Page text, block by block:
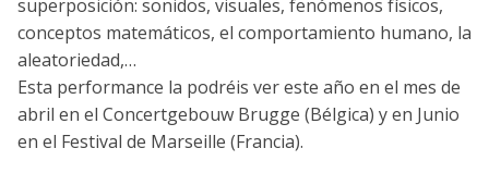
superposición: sonidos, visuales, fenómenos físicos,
conceptos matemáticos, el comportamiento humano, la
aleatoriedad,…
Esta performance la podréis ver este año en el mes de
abril en el Concertgebouw Brugge (Bélgica) y en Junio
en el Festival de Marseille (Francia).